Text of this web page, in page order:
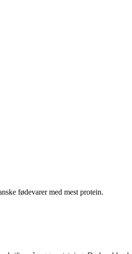
fødevarer med mest protein.